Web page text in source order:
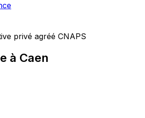
privé agréé CNAPS
à Caen